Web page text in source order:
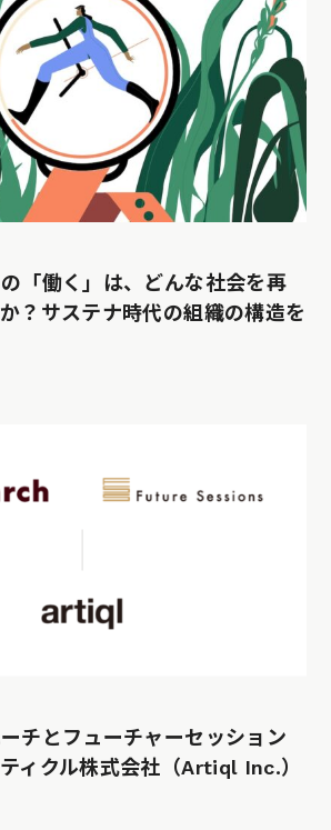
の「働く」は、どんな社会を再
？サステナ時代の組織の構造を
ーチとフューチャーセッション
ィクル株式会社（Artiql Inc.）